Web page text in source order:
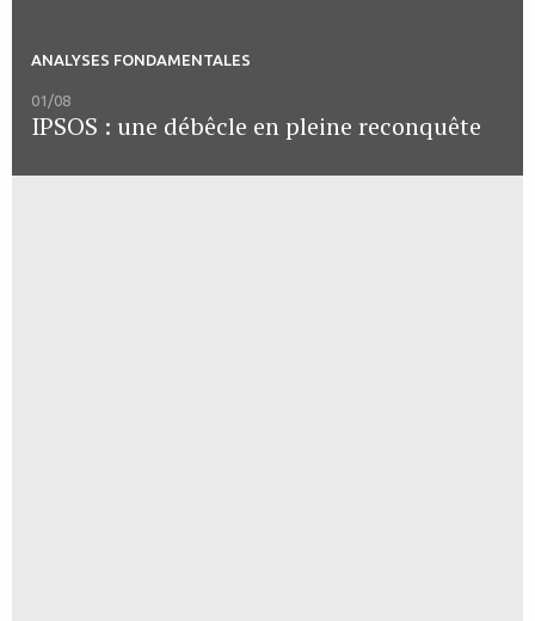
ANALYSES FONDAMENTALES
01/08
IPSOS : une débêcle en pleine reconquête